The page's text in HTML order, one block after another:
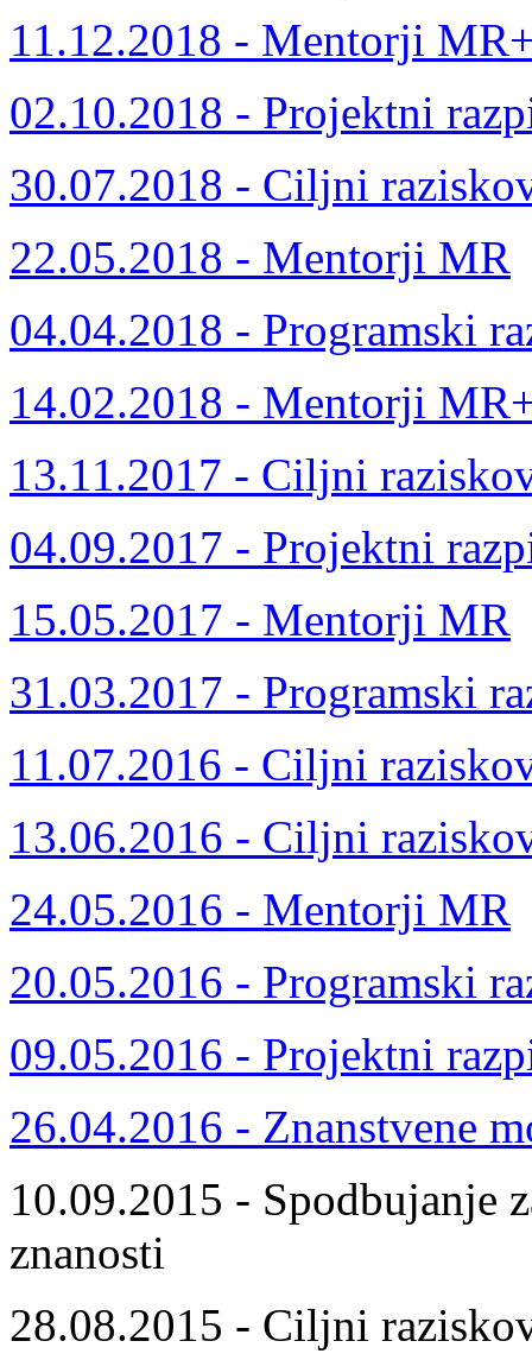
11.12.2018 - Mentorji
02.10.2018 - Projektni
30.07.2018 - Ciljni
22.05.2018 - Mentorji MR
04.04.2018 - Programski
14.02.2018 - Mentorji
13.11.2017 - Ciljni
04.09.2017 - Projektni
15.05.2017 - Mentorji MR
31.03.2017 - Programski
11.07.2016 - Ciljni
13.06.2016 - Ciljni
24.05.2016 - Mentorji MR
20.05.2016 - Programski
09.05.2016 - Projektni
26.04.2016 - Znanstvene
10.09.2015 - Spodbujanje
znanosti
28.08.2015 - Ciljni